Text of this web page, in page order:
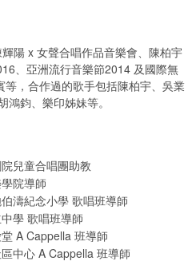
陽 x 女聲合唱作品音樂會、陳柏宇
、亞洲流行音樂節2014 及國際無
，合作過的歌手包括陳柏宇、吳業
鈞、樂印姊妹等。
兒童合唱團助教
院導師
濤紀念小學 歌唱班導師
學 歌唱班導師
A Cappella 班導師
中心 A Cappella 班導師